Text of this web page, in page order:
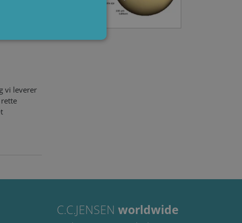
vi leverer
C.C.JENSEN worldwide
Hjemmesiden
non-essential purposes